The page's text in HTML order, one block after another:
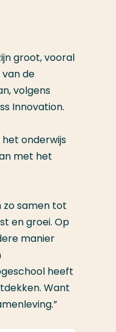
groot, vooral
de
volgens
Innovation.
onderwijs
met het
zo samen tot
en groei. Op
manier
heeft
Want